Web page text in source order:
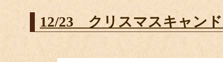
12/23 クリスマスキャン